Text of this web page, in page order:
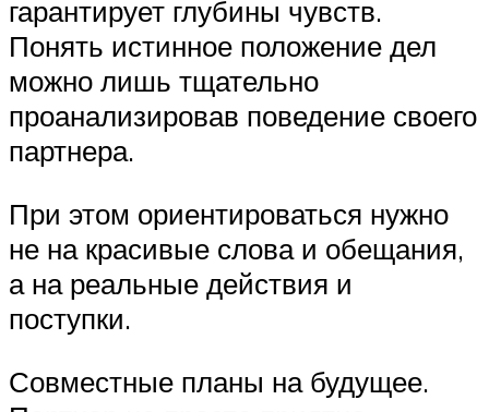
гарантирует глубины чувств.
Понять истинное положение дел
можно лишь тщательно
проанализировав поведение своего
партнера.
При этом ориентироваться нужно
не на красивые слова и обещания,
а на реальные действия и
поступки.
Совместные планы на будущее.